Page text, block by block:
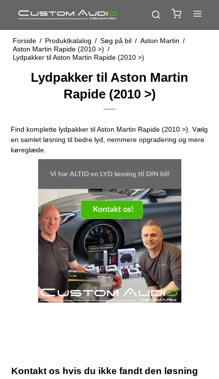
Forside / Produktkatalog / Søg på bil / Aston Martin /
Aston Martin Rapide (2010 >) /
Lydpakker til Aston Martin Rapide (2010 >)
Lydpakker til Aston Martin
Rapide (2010 >)
Find komplette lydpakker til Aston Martin Rapide (2010 >). Vælg
en samlet løsning til bedre lyd, nemmere opgradering og mere
køreglæde.
Kontakt os hvis du ikke fandt den løsning